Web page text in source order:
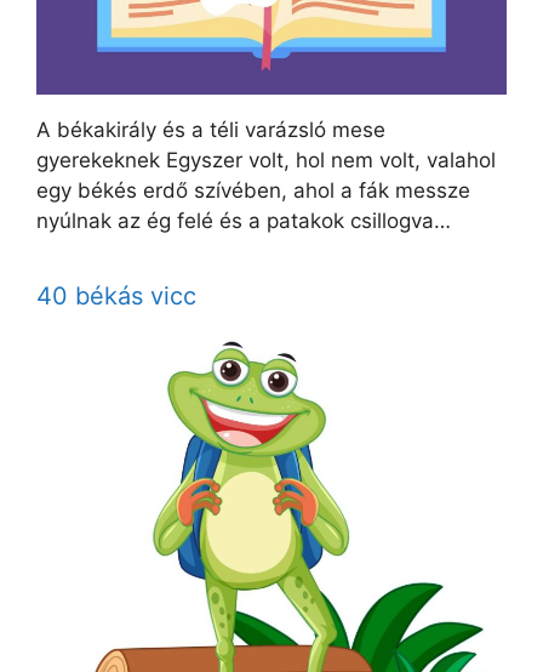
A békakirály és a téli varázsló mese
gyerekeknek Egyszer volt, hol nem volt, valahol
egy békés erdő szívében, ahol a fák messze
nyúlnak az ég felé és a patakok csillogva…
40 békás vicc